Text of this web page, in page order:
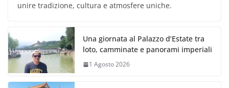
unire tradizione, cultura e atmosfere uniche.
Una giornata al Palazzo d’Estate tra
loto, camminate e panorami imperiali
1 Agosto 2026